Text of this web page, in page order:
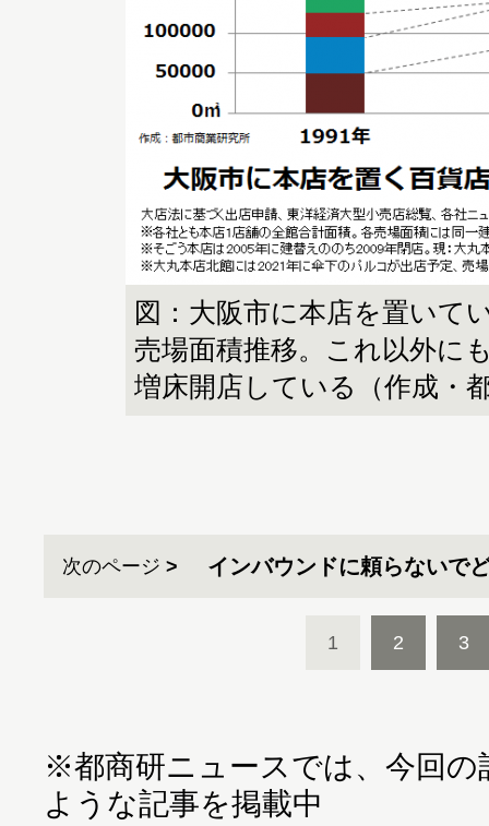
図：大阪市に本店を置いて
売場面積推移。これ以外に
増床開店している（作成・
次のページ インバウンドに頼らないで
1 2 3
※都商研ニュースでは、今回の
ような記事を掲載中